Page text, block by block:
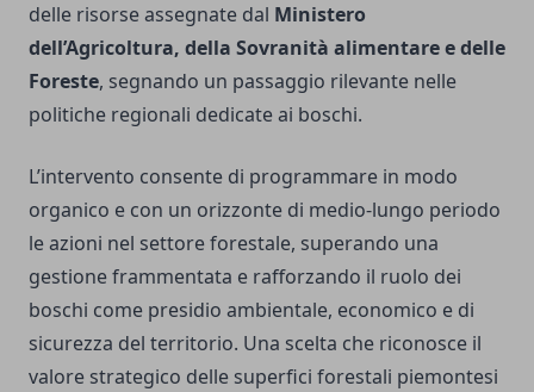
delle risorse assegnate dal Ministero
dell’Agricoltura, della Sovranità alimentare e delle
Foreste, segnando un passaggio rilevante nelle
politiche regionali dedicate ai boschi.
L’intervento consente di programmare in modo
organico e con un orizzonte di medio-lungo periodo
le azioni nel settore forestale, superando una
gestione frammentata e rafforzando il ruolo dei
boschi come presidio ambientale, economico e di
sicurezza del territorio. Una scelta che riconosce il
valore strategico delle superfici forestali piemontesi